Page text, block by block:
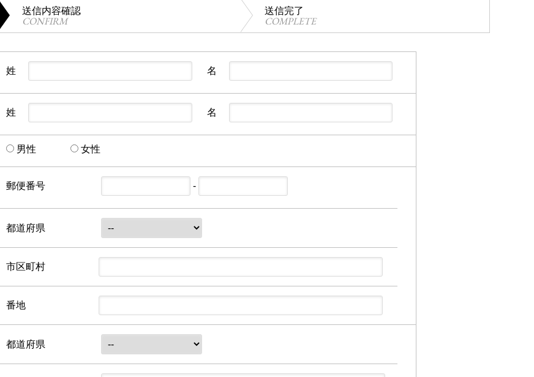
送信内容確認
CONFIRM
送信完了
COMPLETE
姓 名
姓 名
男性 女性
郵便番号 -
都道府県
市区町村
番地
都道府県